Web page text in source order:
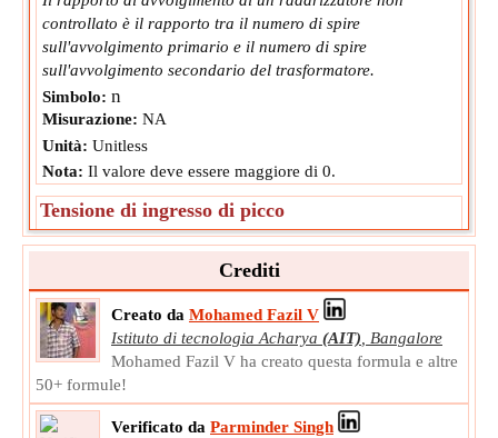
controllato è il rapporto tra il numero di spire
sull'avvolgimento primario e il numero di spire
sull'avvolgimento secondario del trasformatore.
Simbolo: n
Misurazione: NA
Unità: Unitless
Nota: Il valore deve essere maggiore di 0.
Tensione di ingresso di picco
La tensione di ingresso di picco è il picco della tensione
Vmax
Misurazione:Potenziale elettrico
Unità:
Nota:Il valore deve essere maggiore di 0.
Resistenza al carico
La resistenza di carico del raddrizzatore non controllato è
Crediti
Creato da Mohamed Fazil V
Istituto di tecnologia Acharya (AIT)
Bangalore
Mohamed Fazil V ha creato questa formula e altre
50+ formule!
Verificato da Parminder Singh